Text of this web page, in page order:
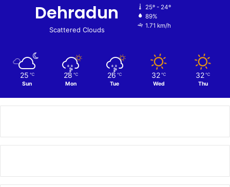
Dehradun
Scattered Clouds
25º - 24º
89%
1.71 km/h
25 ℃
Sun
28 ℃
Mon
26 ℃
Tue
32 ℃
Wed
32 ℃
Thu